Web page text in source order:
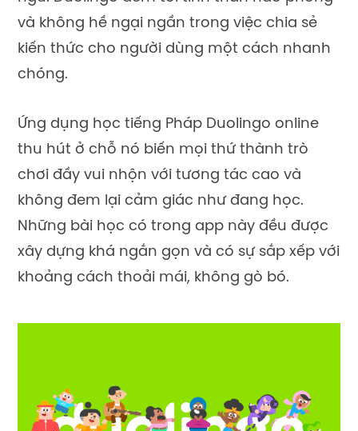
và không hề ngại ngần trong việc chia sẻ
kiến thức cho người dùng một cách nhanh
chóng.
Ứng dụng học tiếng Pháp Duolingo online
thu hút ở chỗ nó biến mọi thứ thành trò
chơi đầy vui nhộn với tương tác cao và
không đem lại cảm giác như đang học.
Những bài học có trong app này đều được
xây dựng khá ngắn gọn và có sự sắp xếp với
khoảng cách thoải mái, không gò bó.